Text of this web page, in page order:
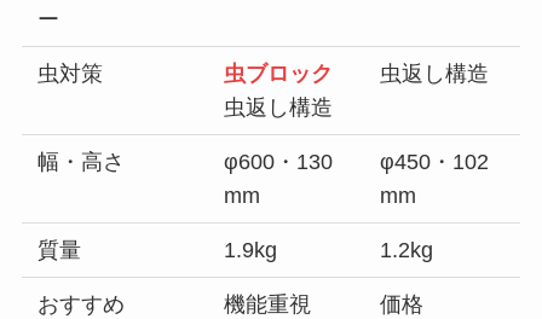
ー
虫対策
虫ブロック
虫返し構造
虫返し構造
幅・高さ
φ600・130
mm
φ450・102
mm
質量 1.9kg 1.2kg
おすすめ 機能重視
価格